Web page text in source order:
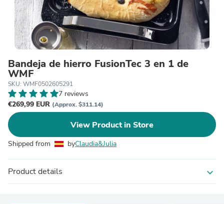
Bandeja de hierro FusionTec 3 en 1 de
WMF
SKU: WMF0502605291
7 reviews
€269,99 EUR (Approx. $311.14)
View Product in Store
Shipped from byClaudia&Julia
Product details expand_more